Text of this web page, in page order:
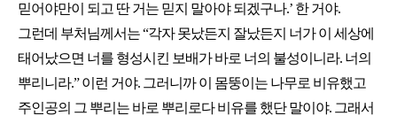
믿어야만이 되고 딴 거는 믿지 말아야 되겠구나.’ 한 거야.
그런데 부처님께서는 “각자 못났든지 잘났든지 너가 이 세상에
태어났으면 너를 형성시킨 보배가 바로 너의 불성이니라. 너의
뿌리니라.” 이런 거야. 그러니까 이 몸뚱이는 나무로 비유했고
주인공의 그 뿌리는 바로 뿌리로다 비유를 했단 말이야. 그래서